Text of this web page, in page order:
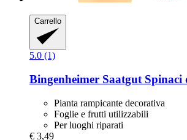
Carrello
5.0 (1)
Bingenheimer Saatgut Spinaci
Pianta rampicante decorativa
Foglie e frutti utilizzabili
Per luoghi riparati
€ 3,49